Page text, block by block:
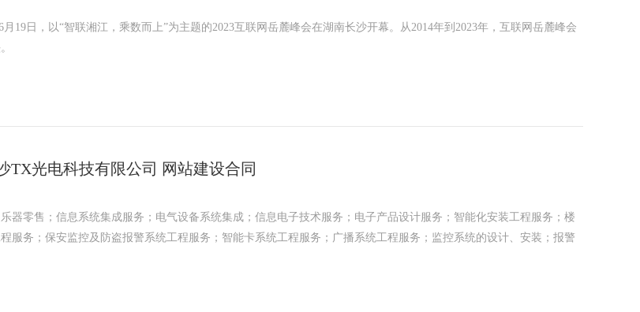
月19日，以“智联湘江，乘数而上”为主题的2023互联网岳麓峰会在湖南长沙开幕。从2014年到2023年，互联网岳麓峰会
TX光电科技有限公司 网站建设合同
器零售；信息系统集成服务；电气设备系统集成；信息电子技术服务；电子产品设计服务；智能化安装工程服务；楼
服务；保安监控及防盗报警系统工程服务；智能卡系统工程服务；广播系统工程服务；监控系统的设计、安装；报警